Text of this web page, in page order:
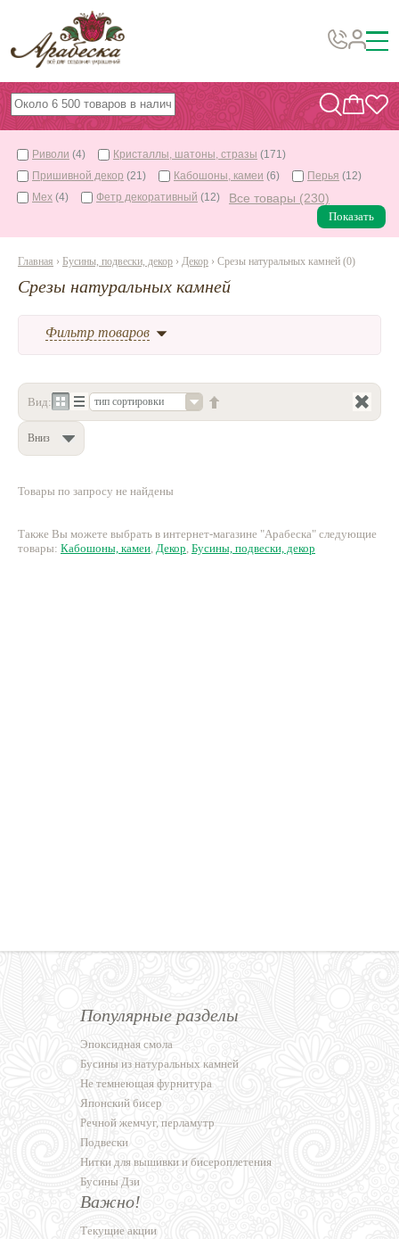
Бусины, подвески, декор
Бисер
Вышивка украшений
Фурнитура
Инструменты и материалы
Эпоксидная смола
Шнуры, ленты, нитки
По темам и сезонам
Бисер TOHO
Нетемнеющая фурнитура
Всё для вышивки
Проволока
Каталог
Риволи (4) Кристаллы, шатоны, стразы (171)
Пришивной декор (21) Кабошоны, камеи (6) Перья (12)
Мех (4) Фетр декоративный (12) Все товары (230)
Показать
Главная › Бусины, подвески, декор › Декор › Срезы натуральных камней (0)
Срезы натуральных камней
Фильтр товаров
Вид: тип сортировки
Вниз
Товары по запросу не найдены
Также Вы можете выбрать в интернет-магазине "Арабеска" следующие
товары: Кабошоны, камеи, Декор, Бусины, подвески, декор
Популярные разделы
Эпоксидная смола
Бусины из натуральных камней
Не темнеющая фурнитура
Японский бисер
Речной жемчуг, перламутр
Подвески
Нитки для вышивки и бисероплетения
Бусины Дзи
Важно!
Текущие акции